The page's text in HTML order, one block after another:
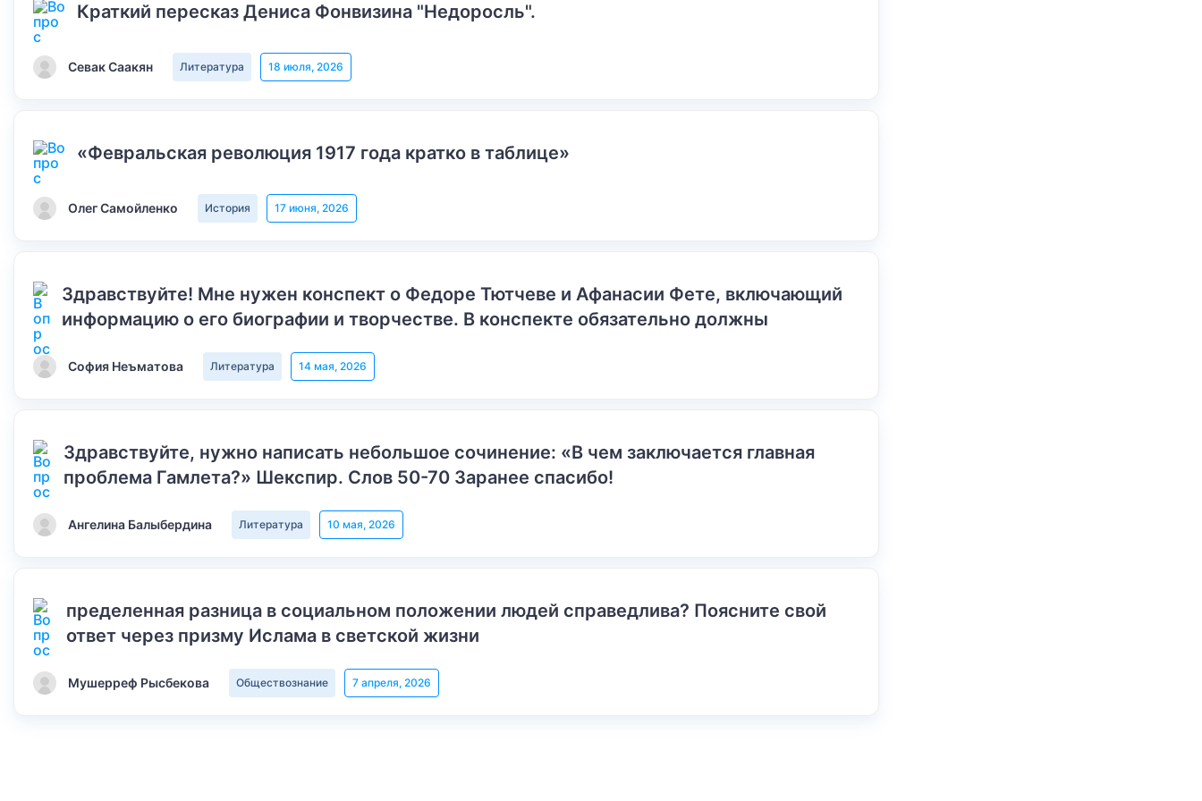
Краткий пересказ Дениса Фонвизина "Недоросль".
Севак Саакян Литература 18 июля, 2026
«Февральская революция 1917 года кратко в таблице»
Олег Самойленко История 17 июня, 2026
Здравствуйте! Мне нужен конспект о Федоре Тютчеве и Афанасии Фете, включающий
информацию о его биографии и творчестве. В конспекте обязательно должны
София Неъматова Литература 14 мая, 2026
Здравствуйте, нужно написать небольшое сочинение: «В чем заключается главная
проблема Гамлета?» Шекспир. Слов 50-70 Заранее спасибо!
Ангелина Балыбердина Литература 10 мая, 2026
пределенная разница в социальном положении людей справедлива? Поясните свой
ответ через призму Ислама в светской жизни
Мушерреф Рысбекова Обществознание 7 апреля, 2026